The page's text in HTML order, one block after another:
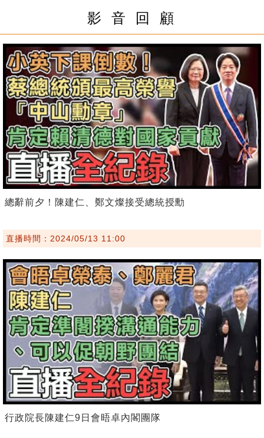
影 音 回 顧
總辭前夕！陳建仁、鄭文燦接受總統授勳
直播時間：2024/05/13 11:00
行政院長陳建仁9日會晤卓內閣團隊